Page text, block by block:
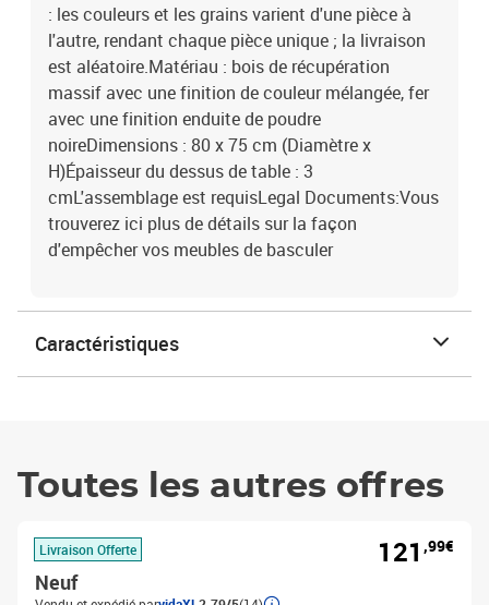
: les couleurs et les grains varient d'une pièce à
l'autre, rendant chaque pièce unique ; la livraison
est aléatoire.Matériau : bois de récupération
massif avec une finition de couleur mélangée, fer
avec une finition enduite de poudre
noireDimensions : 80 x 75 cm (Diamètre x
H)Épaisseur du dessus de table : 3
cmL'assemblage est requisLegal Documents:Vous
trouverez ici plus de détails sur la façon
d'empêcher vos meubles de basculer
Caractéristiques
Toutes les autres offres
Livraison Offerte
Neuf
121 ,99€